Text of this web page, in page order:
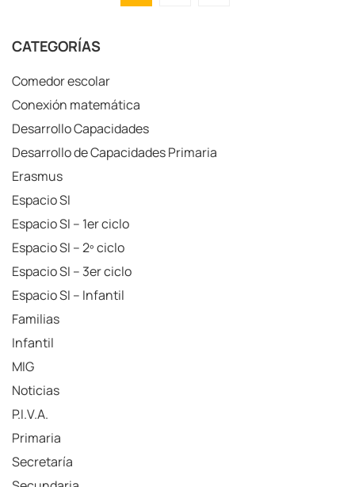
CATEGORÍAS
Comedor escolar
Conexión matemática
Desarrollo Capacidades
Desarrollo de Capacidades Primaria
Erasmus
Espacio SI
Espacio SI – 1er ciclo
Espacio SI – 2º ciclo
Espacio SI – 3er ciclo
Espacio SI – Infantil
Familias
Infantil
MIG
Noticias
P.I.V.A.
Primaria
Secretaría